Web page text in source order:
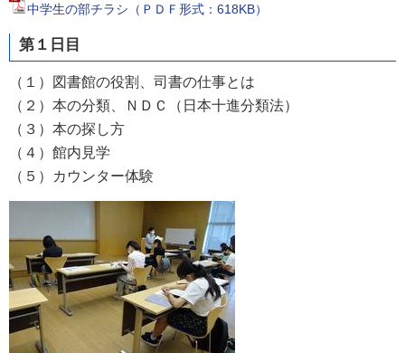
中学生の部チラシ（ＰＤＦ形式：618KB）
第１日目
（１）図書館の役割、司書の仕事とは
（２）本の分類、ＮＤＣ（日本十進分類法）
（３）本の探し方
（４）館内見学
（５）カウンター体験